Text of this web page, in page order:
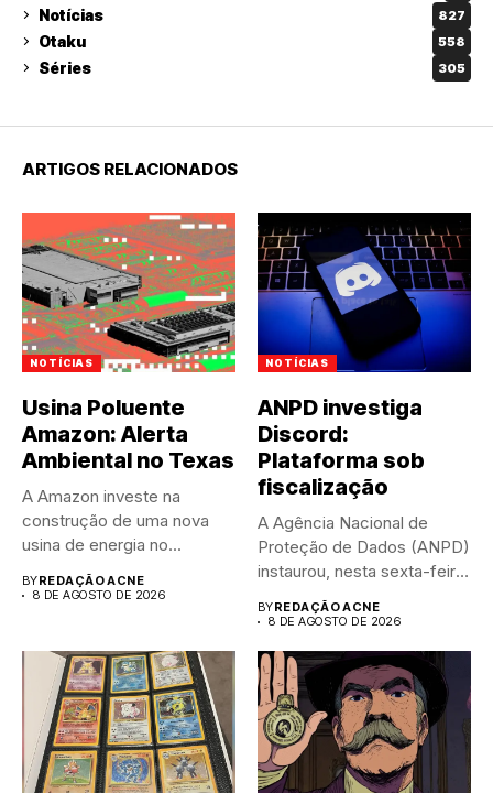
Notícias 827
Otaku 558
Séries 305
ARTIGOS RELACIONADOS
NOTÍCIAS
Usina Poluente
Amazon: Alerta
Ambiental no Texas
A Amazon investe na
construção de uma nova
usina de energia no...
BYREDAÇÃO ACNE
8 DE AGOSTO DE 2026
NOTÍCIAS
ANPD investiga
Discord:
Plataforma sob
fiscalização
A Agência Nacional de
Proteção de Dados (ANPD)
instaurou, nesta sexta-feira
BYREDAÇÃO ACNE
8 DE AGOSTO DE 2026